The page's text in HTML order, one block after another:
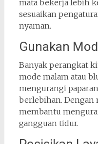
mata bekerja lebih
sesuaikan
nyaman.
Gunakan
Banyak perangkat
mode malam atau
mengurangi
berlebihan. Dengan
membantu
gangguan tidur.